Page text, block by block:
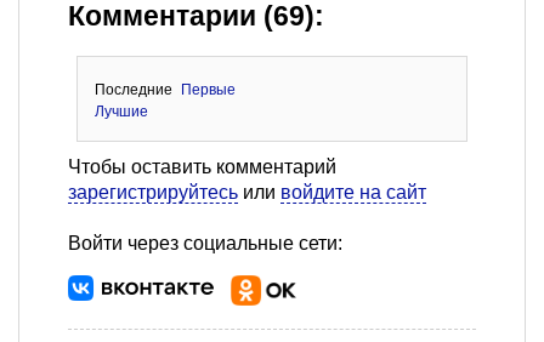
Комментарии (69):
Последние
Первые
Лучшие
Чтобы оставить комментарий
зарегистрируйтесь или войдите на сайт
Войти через социальные сети: